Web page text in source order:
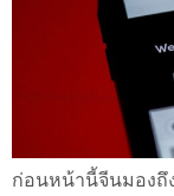
ก่อนหน้านี้จีนมองถึ